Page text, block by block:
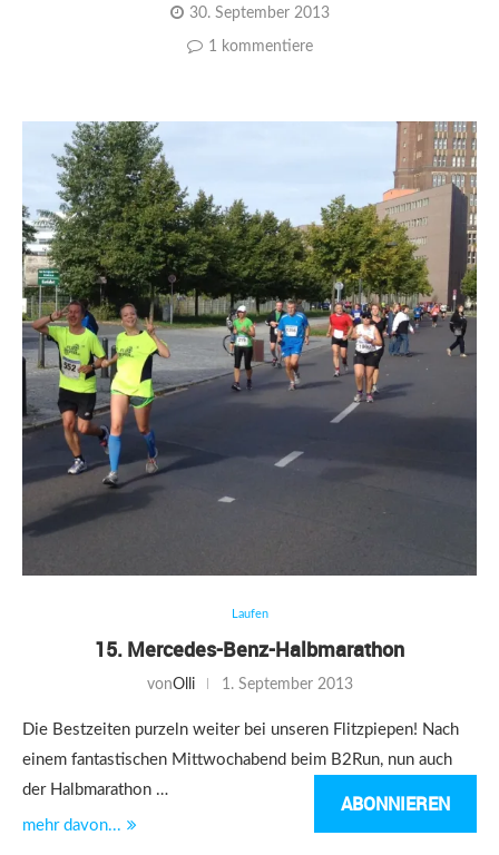
30. September 2013
1 kommentiere
Laufen
15. Mercedes-Benz-Halbmarathon
vonOlli 1. September 2013
Die Bestzeiten purzeln weiter bei unseren Flitzpiepen! Nach
einem fantastischen Mittwochabend beim B2Run, nun auch
der Halbmarathon …
mehr davon...
ABONNIEREN